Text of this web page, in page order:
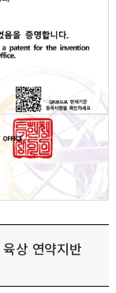
상 연약지반